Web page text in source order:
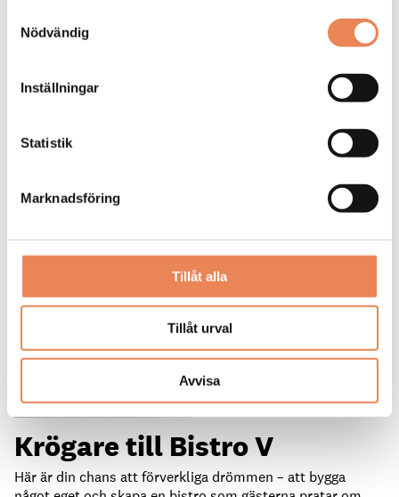
Nödvändig
Inställningar
Statistik
Marknadsföring
Tillåt alla
Tillåt urval
Avvisa
Arrendator till
stämningsfull restaurang
Krögare till Bistro V
Här är din chans att förverkliga drömmen – att bygga